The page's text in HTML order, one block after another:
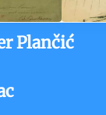
Plančić